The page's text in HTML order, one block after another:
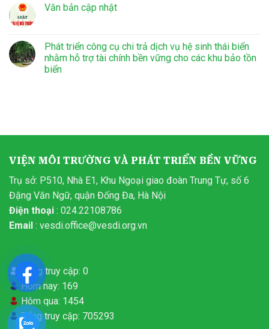
Văn bản cập nhật
Phát triển công cụ chi trả dịch vụ hệ sinh thái biển
nhằm hỗ trợ tài chính bền vững cho các khu bảo tồn
biển
VIỆN MÔI TRƯỜNG VÀ PHÁT TRIỂN BỀN VỮNG
Trụ sở: P510, Nhà E1, Khu Ngoại giao đoàn Trung Tự, số 6
Đặng Văn Ngữ, quận Đống Đa, Hà Nội
Điện thoại : 024.22108786
Email : vesdi.office@vesdi.org.vn
Đang truy cập: 0
Hôm nay: 169
Hôm qua: 1454
Tổng truy cập: 705293